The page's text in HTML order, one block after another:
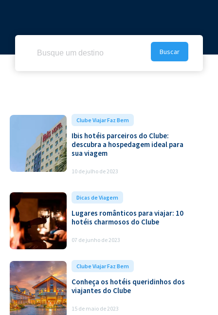
Clube Viajar Faz Bem
Ibis hotéis parceiros do Clube:
descubra a hospedagem ideal para
sua viagem
10 de julho de 2023
Dicas de Viagem
Lugares românticos para viajar: 10
hotéis charmosos do Clube
07 de junho de 2023
Clube Viajar Faz Bem
Conheça os hotéis queridinhos dos
viajantes do Clube
15 de maio de 2023